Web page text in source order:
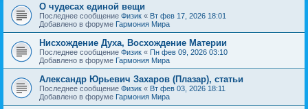
О чудесах единой вещи
Последнее сообщение Физик « Вт фев 17, 2026 18:01
Добавлено в форуме Гармония Мира
Нисхождение Духа, Восхождение Материи
Последнее сообщение Физик « Пн фев 09, 2026 03:10
Добавлено в форуме Гармония Мира
Александр Юрьевич Захаров (Плазар), статьи
Последнее сообщение Физик « Вт фев 03, 2026 18:11
Добавлено в форуме Гармония Мира